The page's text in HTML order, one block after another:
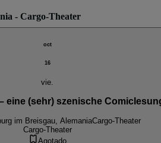
- Cargo-Theater
oct
16
vie.
eine (sehr) szenische
im Breisgau, AlemaniaCargo-Theater
Cargo-Theater
Agotado